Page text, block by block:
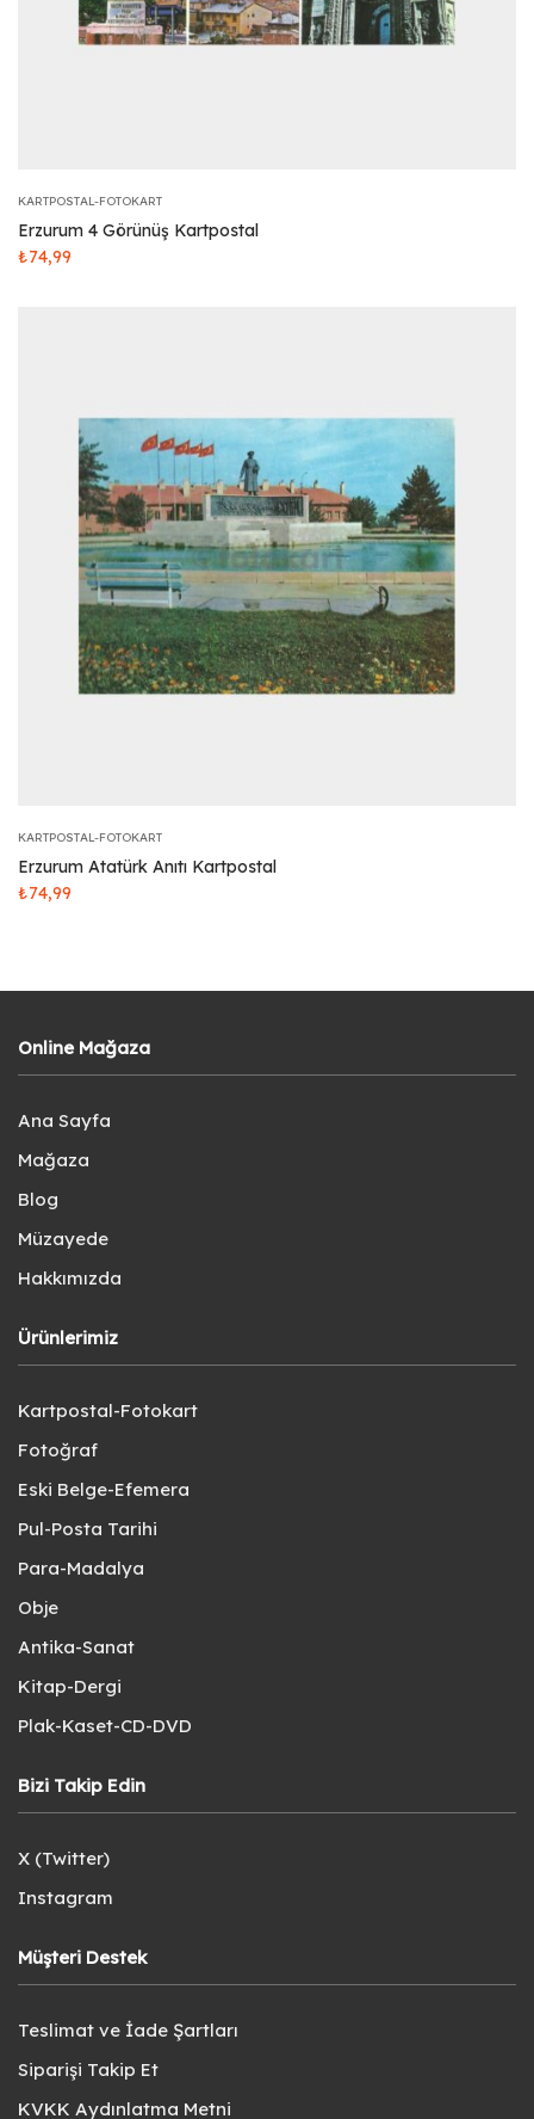
KARTPOSTAL-FOTOKART
Erzurum 4 Görünüş Kartpostal
₺74,99
KARTPOSTAL-FOTOKART
Erzurum Atatürk Anıtı Kartpostal
₺74,99
Online Mağaza
Ana Sayfa
Mağaza
Blog
Müzayede
Hakkımızda
Ürünlerimiz
Kartpostal-Fotokart
Fotoğraf
Eski Belge-Efemera
Pul-Posta Tarihi
Para-Madalya
Obje
Antika-Sanat
Kitap-Dergi
Plak-Kaset-CD-DVD
Bizi Takip Edin
X (Twitter)
Instagram
Müşteri Destek
Teslimat ve İade Şartları
Siparişi Takip Et
KVKK Aydınlatma Metni